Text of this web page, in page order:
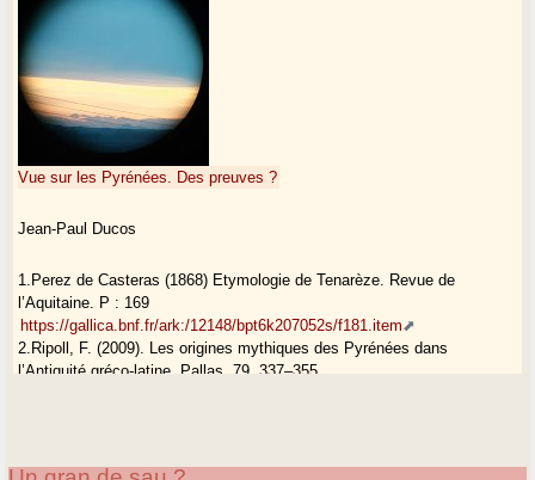
Vue sur les Pyrénées. Des preuves ?
Jean-Paul Ducos
1.Perez de Casteras (1868) Etymologie de Tenarèze. Revue de
l’Aquitaine. P : 169
https://gallica.bnf.fr/ark:/12148/bpt6k207052s/f181.item
2.Ripoll, F. (2009). Les origines mythiques des Pyrénées dans
l’Antiquité gréco-latine. Pallas, 79, 337–355.